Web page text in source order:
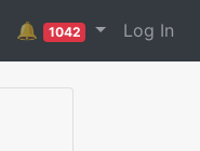
🔔 1042 Log In